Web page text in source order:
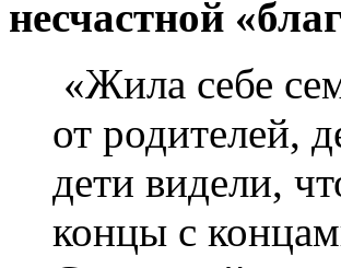
несчастной
«Жила себе
от родителей,
дети видели,
концы с